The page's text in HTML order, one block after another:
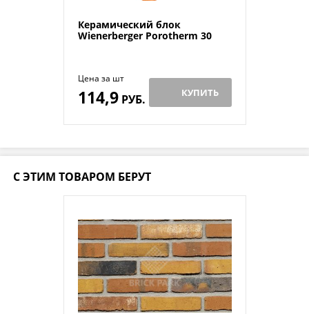
Керамический блок
Wienerberger Porotherm 30
Цена за шт
114,9РУБ. КУПИТЬ
С ЭТИМ ТОВАРОМ БЕРУТ